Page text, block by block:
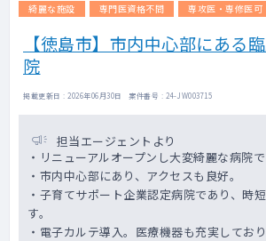
綺麗な施設
専門医資格不問 専攻医・専修医可
【徳島市】市内中心部にある
院
掲載更新日 : 2026年06月30日 案件番号 : 24-JW003715
担当エージェントより
・リニューアルオープンし大変綺麗な病院
・市内中心部にあり、アクセスも良好。
・子育てサポート企業認定病院であり、時
す。
・電子カルテ導入。医療機器も充実しており